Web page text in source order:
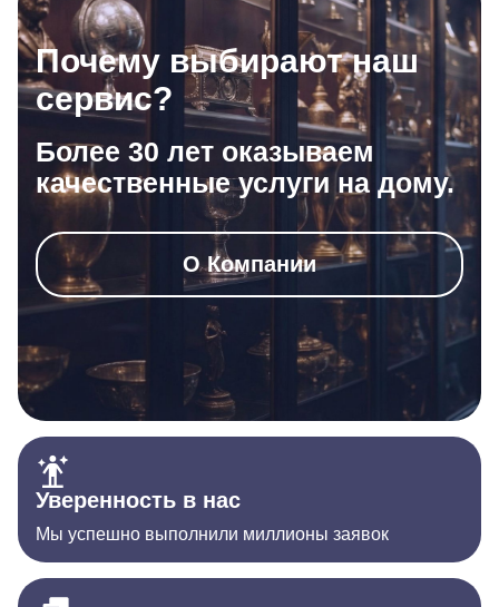
Почему выбирают наш
сервис?
Более 30 лет оказываем
качественные услуги на дому.
О Компании
Уверенность в нас
Мы успешно выполнили миллионы заявок